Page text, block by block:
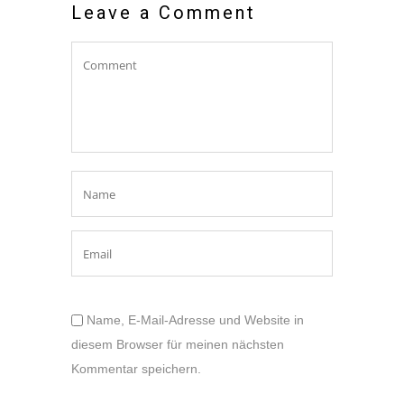
Leave a Comment
Name, E-Mail-Adresse und Website in
diesem Browser für meinen nächsten
Kommentar speichern.